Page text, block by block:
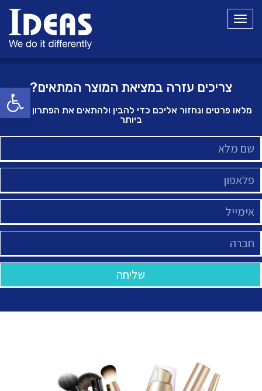
פתח
תפריט
צריכים עזרה במציאת המוצר המתאים?
מלאו פרטים ונחזור אליכם כדי להבין ולהתאים את הפתרון הטוב
ביותר
שליחה